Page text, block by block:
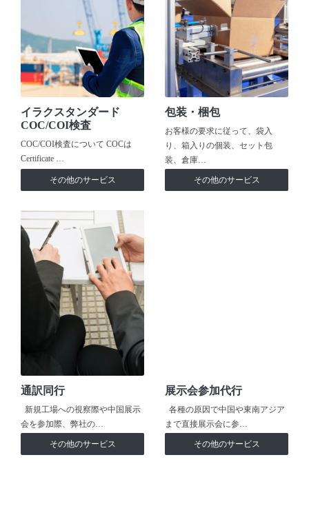
イラクスタンダード
COC/COI検査
COC/COI検査について COCは
Certificate …
その他のサービス
包装・梱包
お客様の要求に従って、袋入
り、箱入りの個装、セット包
装、倉庫…
その他のサービス
通訳同行
新規工場への視察際や中国展示
会を参加際、弊社の…
その他のサービス
展示会参加代行
各種の原因で中国や東南アジア
まで直接展示会に参…
その他のサービス